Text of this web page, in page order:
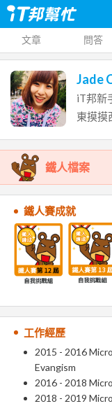
文章 問答
Jade
iT邦新
東摸摸
鐵人檔案
鐵人賽成就
工作經歷
2015 - 2016
Evangism
2016 - 2018
2018 - 2019